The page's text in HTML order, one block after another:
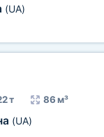
(UA)
т 86 м³
(UA)